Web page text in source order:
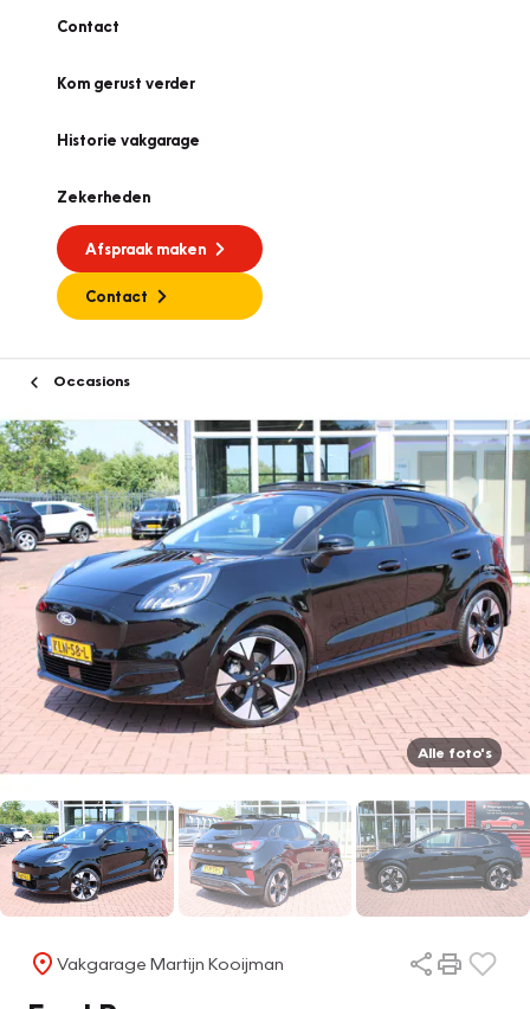
Contact
Kom gerust verder
Historie vakgarage
Zekerheden
Afspraak maken
Contact
Occasions
Alle foto's
Vakgarage Martijn Kooijman